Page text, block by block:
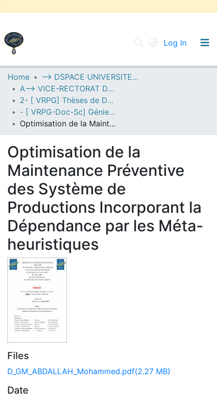
Log In
UNIVERSITY OF D.L SIDI BEL ABBES
Communities & Collections
All of DSpace
Statistics
Home
--> DSPACE UNIVERSITE DJILALLI LIABES DE SIDI BEL ABBES
A--> VICE-RECTORAT DE LA POST-GRADUATION
2- [ VRPG] Thèses de Doctorat en Sciences
- [ VRPG-Doc-Sc] Génie mécanique --- هندسة ميكانيكية
Optimisation de la Maintenance Préventive des Système de Productions Incorporant la Dépendance par les Méta-heuristiques
Optimisation de la
Maintenance Préventive
des Système de
Productions Incorporant la
Dépendance par les Méta-
heuristiques
Files
D_GM_ABDALLAH_Mohammed.pdf(2.27 MB)
Date